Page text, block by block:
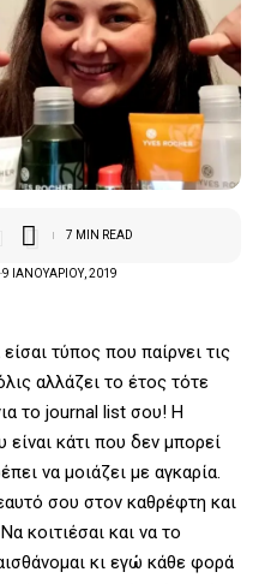
9 ΙΑΝΟΥΑΡΊΟΥ, 2019
7 MIN READ
τύπος που παίρνει τις
αλλάζει το έτος τότε
το journal list σου! Η
κάτι που δεν μπορεί
να μοιάζει με αγκαρία.
σου στον καθρέφτη και
κοιτιέσαι και να το
κι εγώ κάθε φορά